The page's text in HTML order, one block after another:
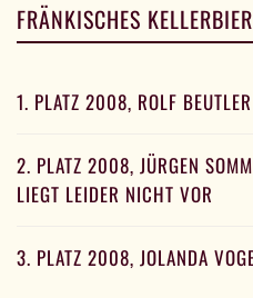
FRÄNKISCHES
1. PLATZ 2008, ROLF BEUTLER
2. PLATZ 2008, JÜRGEN
LIEGT LEIDER NICHT VOR
3. PLATZ 2008, JOLANDA